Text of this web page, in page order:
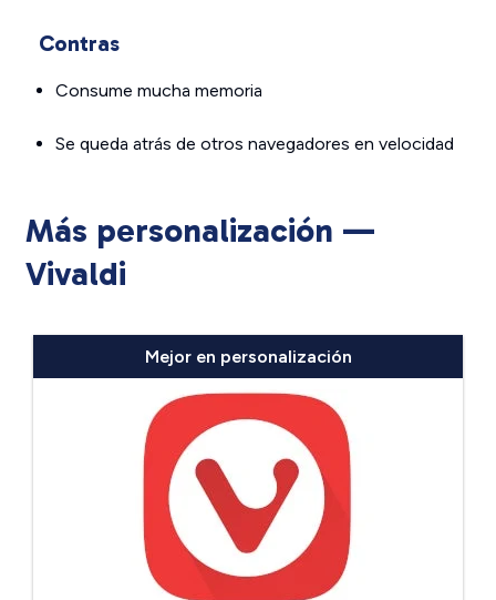
Contras
Consume mucha memoria
Se queda atrás de otros navegadores en velocidad
Más personalización —
Vivaldi
Mejor en personalización